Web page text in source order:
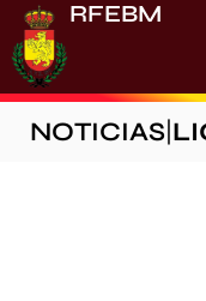
RFEBM
NOTICIAS